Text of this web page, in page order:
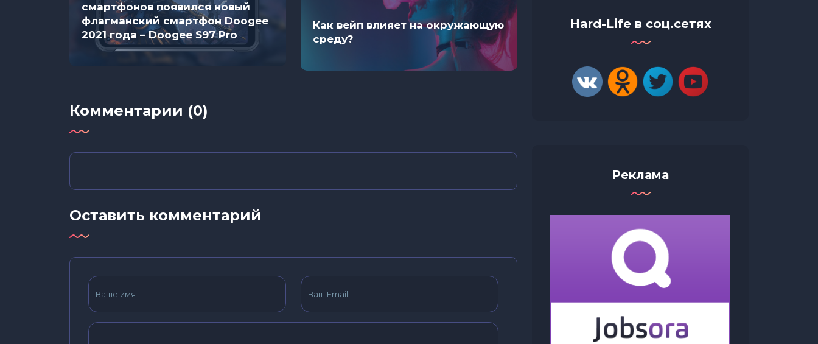
смартфонов появился новый
флагманский смартфон Doogee
2021 года – Doogee S97 Pro
Как вейп влияет на окружающую
среду?
Как выбрать пилочку для
ногтей: советы по выбору и
Комментарии (0)
Оставить комментарий
Hard-Life в соц.сетях
Реклама